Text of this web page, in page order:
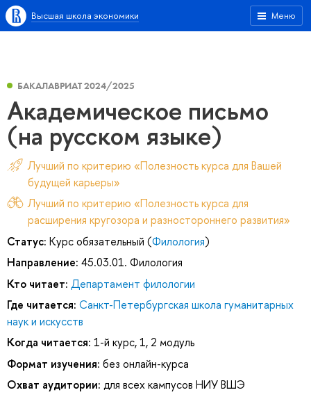
Меню
Высшая школа экономики
БАКАЛАВРИАТ 2024/2025
Академическое письмо
(на русском языке)
Лучший по критерию «Полезность курса для Вашей
будущей карьеры»
Лучший по критерию «Полезность курса для
расширения кругозора и разностороннего развития»
Статус: Курс обязательный (Филология)
Направление: 45.03.01. Филология
Кто читает: Департамент филологии
Где читается: Санкт-Петербургская школа гуманитарных
наук и искусств
Когда читается: 1-й курс, 1, 2 модуль
Формат изучения: без онлайн-курса
Охват аудитории: для всех кампусов НИУ ВШЭ